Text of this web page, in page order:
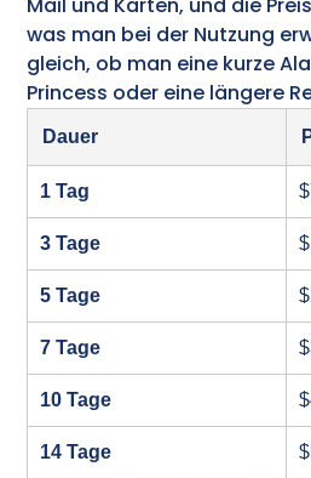
was man bei der Nutzung
gleich, ob man eine kurze
Princess oder eine längere
Dauer
1 Tag
3 Tage
5 Tage
7 Tage
10 Tage
14 Tage